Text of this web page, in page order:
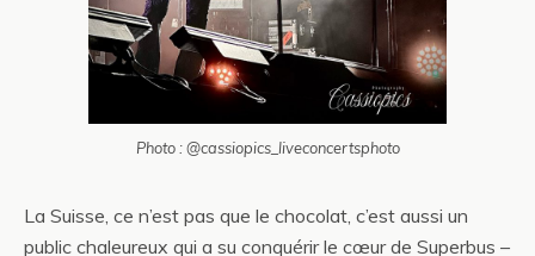
Photo : @cassiopics_liveconcertsphoto
La Suisse, ce n’est pas que le chocolat, c’est aussi un
public chaleureux qui a su conquérir le cœur de Superbus –